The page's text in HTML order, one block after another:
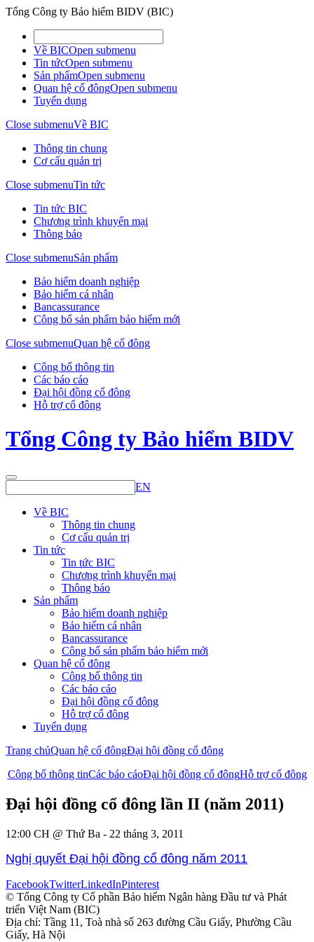
Tổng Công ty Bảo hiểm BIDV (BIC)
Về BICOpen submenu
Tin tứcOpen submenu
Sản phẩmOpen submenu
Quan hệ cổ đôngOpen submenu
Tuyển dụng
Close submenuVề BIC
Thông tin chung
Cơ cấu quản trị
Close submenuTin tức
Tin tức BIC
Chương trình khuyến mại
Thông báo
Close submenuSản phẩm
Bảo hiểm doanh nghiệp
Bảo hiểm cá nhân
Bancassurance
Công bố sản phẩm bảo hiểm mới
Close submenuQuan hệ cổ đông
Công bố thông tin
Các báo cáo
Đại hội đồng cổ đông
Hỗ trợ cổ đông
Tổng Công ty Bảo hiểm BIDV
EN
Về BIC
Thông tin chung
Cơ cấu quản trị
Tin tức
Tin tức BIC
Chương trình khuyến mại
Thông báo
Sản phẩm
Bảo hiểm doanh nghiệp
Bảo hiểm cá nhân
Bancassurance
Công bố sản phẩm bảo hiểm mới
Quan hệ cổ đông
Công bố thông tin
Các báo cáo
Đại hội đồng cổ đông
Hỗ trợ cổ đông
Tuyển dụng
Trang chủQuan hệ cổ đôngĐại hội đồng cổ đông
Công bố thông tinCác báo cáoĐại hội đồng cổ đôngHỗ trợ cổ đông
Đại hội đồng cổ đông lần II (năm 2011)
12:00 CH @ Thứ Ba - 22 tháng 3, 2011
Nghị quyết Đại hội đồng cổ đông năm 2011
FacebookTwitterLinkedInPinterest
© Tổng Công ty Cổ phần Bảo hiểm Ngân hàng Đầu tư và Phát
triển Việt Nam (BIC)
Địa chỉ: Tầng 11, Toà nhà số 263 đường Cầu Giấy, Phường Cầu
Giấy, Hà Nội